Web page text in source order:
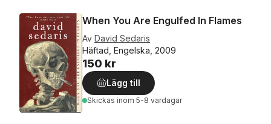
When You Are Engulfed In Flames
Av David Sedaris
Häftad, Engelska, 2009
150 kr
Lägg till
Skickas inom 5-8 vardagar